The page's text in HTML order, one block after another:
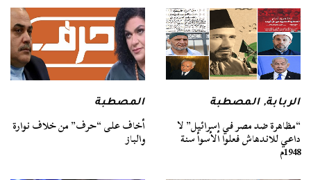
الربابة,المصطبة
“مظاهرة ضد مصر في إسرائيل” لا
داعي للاندهاش فعلوا الأسوأ سنة
1948م
المصطبة
أخاف على “حرف” من خلاف نوارة
والباز